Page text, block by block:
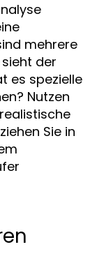
mehrere
der
es spezielle
Nutzen
Sie in